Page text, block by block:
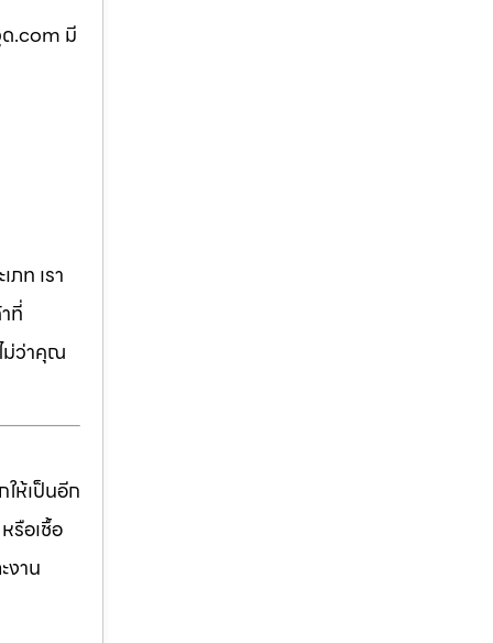
.com มี
ท เรา
ที่
ม่ว่าคุณ
ห้เป็นอีก
รือเชื้อ
งาน